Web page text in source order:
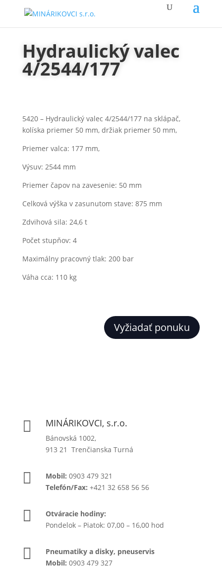
Hydraulický valec
4/2544/177
5420 – Hydraulický valec 4/2544/177 na sklápač,
kolíska priemer 50 mm, držiak priemer 50 mm,
Priemer valca: 177 mm,
Výsuv: 2544 mm
Priemer čapov na zavesenie: 50 mm
Celková výška v zasunutom stave: 875 mm
Zdvihová sila: 24,6 t
Počet stupňov: 4
Maximálny pracovný tlak: 200 bar
Váha cca: 110 kg
Vyžiadať ponuku
 MINÁRIKOVCI, s.r.o.
Bánovská 1002,
913 21 Trenčianska Turná
 Mobil: 0903 479 321
Telefón/Fax: +421 32 658 56 56

Otváracie hodiny:
Pondelok – Piatok: 07,00 – 16,00 hod

Pneumatiky a disky, pneuservis
Mobil: 0903 479 327